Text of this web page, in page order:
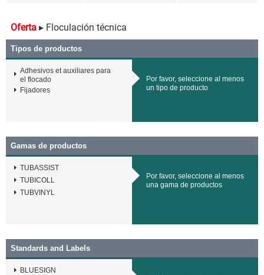
Oferta ▸ Floculación técnica
Tipos de productos
Adhesivos et auxiliares para
el flocado
Fijadores
Por favor, seleccione al menos
un tipo de producto
Gamas de productos
TUBASSIST
TUBICOLL
TUBVINYL
Por favor, seleccione al menos
una gama de productos
Standards and Labels
BLUESIGN